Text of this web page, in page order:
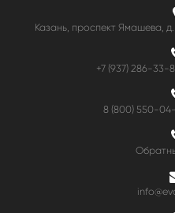
Казань, проспект Ямашева,
+7 (937) 286-33-
8 (800) 550-